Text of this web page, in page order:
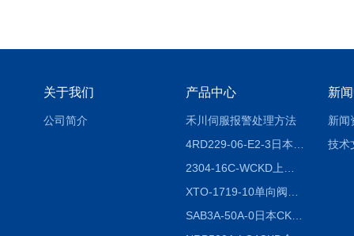
关于我们
公司简介
产品中心
禾川伺服报警处理方法
SAB3A-50A-0日本CKD全国授权代理
新
新闻
技术